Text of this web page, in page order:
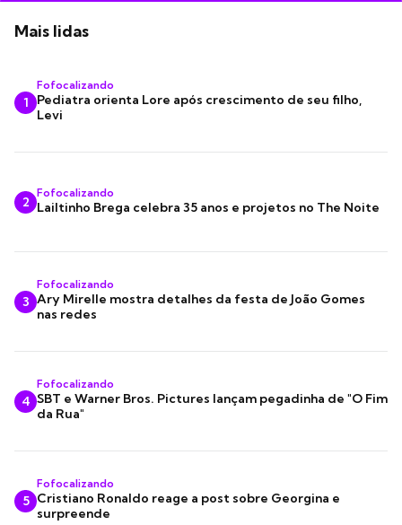
Mais lidas
1
Fofocalizando
Pediatra orienta Lore após crescimento de seu filho,
Levi
2
Fofocalizando
Lailtinho Brega celebra 35 anos e projetos no The Noite
3
Fofocalizando
Ary Mirelle mostra detalhes da festa de João Gomes
nas redes
4
Fofocalizando
SBT e Warner Bros. Pictures lançam pegadinha de "O Fim
da Rua"
5
Fofocalizando
Cristiano Ronaldo reage a post sobre Georgina e
surpreende